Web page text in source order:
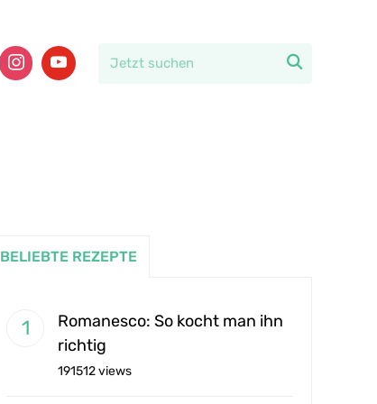

BELIEBTE REZEPTE
Romanesco: So kocht man ihn
richtig
191512 views